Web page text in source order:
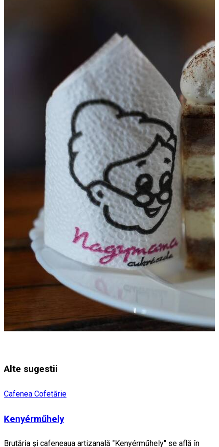
Alte sugestii
Cafenea Cofetărie
Kenyérműhely
Brutăria și cafeneaua artizanală "Kenyérműhely" se află în